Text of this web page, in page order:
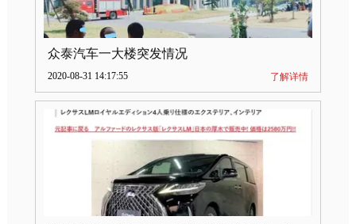
众泰汽车一大楼突发情况
2020-08-31 14:17:55 了解详情